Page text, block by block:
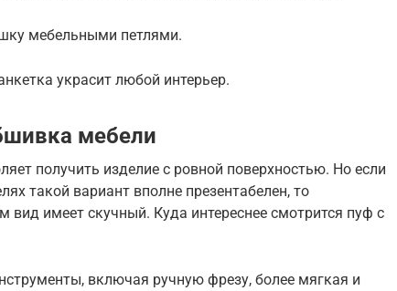
мебельными петлями.
украсит любой интерьер.
мебели
получить изделие с ровной поверхностью. Но если
такой вариант вполне презентабелен, то
вид имеет скучный. Куда интереснее смотрится пуф с
включая ручную фрезу, более мягкая и